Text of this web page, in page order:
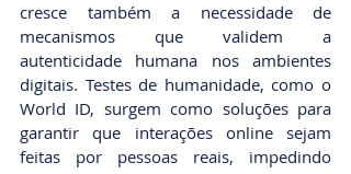
cresce também a necessidade de
mecanismos que validem a
autenticidade humana nos ambientes
digitais. Testes de humanidade, como o
World ID, surgem como soluções para
garantir que interações online sejam
feitas por pessoas reais, impedindo